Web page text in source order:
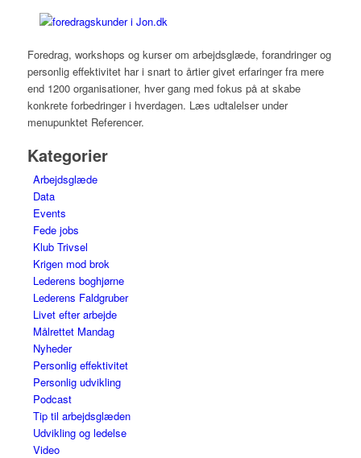
Foredrag, workshops og kurser om arbejdsglæde, forandringer og
personlig effektivitet har i snart to årtier givet erfaringer fra mere
end 1200 organisationer, hver gang med fokus på at skabe
konkrete forbedringer i hverdagen. Læs udtalelser under
menupunktet Referencer.
Kategorier
Arbejdsglæde
Data
Events
Fede jobs
Klub Trivsel
Krigen mod brok
Lederens boghjørne
Lederens Faldgruber
Livet efter arbejde
Målrettet Mandag
Nyheder
Personlig effektivitet
Personlig udvikling
Podcast
Tip til arbejdsglæden
Udvikling og ledelse
Video